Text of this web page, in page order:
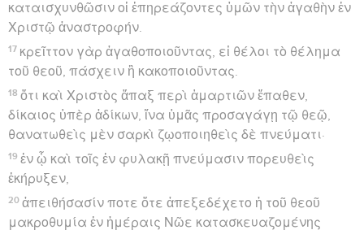
καταισχυνθῶσιν οἱ ἐπηρεάζοντες ὑμῶν τὴν ἀγαθὴν ἐν
Χριστῷ ἀναστροφήν.
17 κρεῖττον γὰρ ἀγαθοποιοῦντας, εἰ θέλοι τὸ θέλημα
τοῦ θεοῦ, πάσχειν ἢ κακοποιοῦντας.
18 ὅτι καὶ Χριστὸς ἅπαξ περὶ ἁμαρτιῶν ἔπαθεν,
δίκαιος ὑπὲρ ἀδίκων, ἵνα ὑμᾶς προσαγάγῃ τῷ θεῷ,
θανατωθεὶς μὲν σαρκὶ ζῳοποιηθεὶς δὲ πνεύματι·
19 ἐν ᾧ καὶ τοῖς ἐν φυλακῇ πνεύμασιν πορευθεὶς
ἐκήρυξεν,
20 ἀπειθήσασίν ποτε ὅτε ἀπεξεδέχετο ἡ τοῦ θεοῦ
μακροθυμία ἐν ἡμέραις Νῶε κατασκευαζομένης